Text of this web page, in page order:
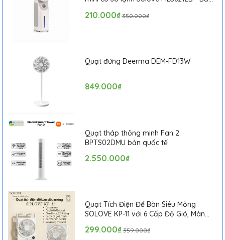
210.000₫ 350.000₫
Quạt đứng Deerma DEM-FD13W
849.000₫
Quạt tháp thông minh Fan 2
BPTS02DMU bản quốc tế
2.550.000₫
Quạt Tích Điện Để Bàn Siêu Mỏng
SOLOVE KP-11 với 6 Cấp Độ Gió, Màn
299.000₫ 359.000₫